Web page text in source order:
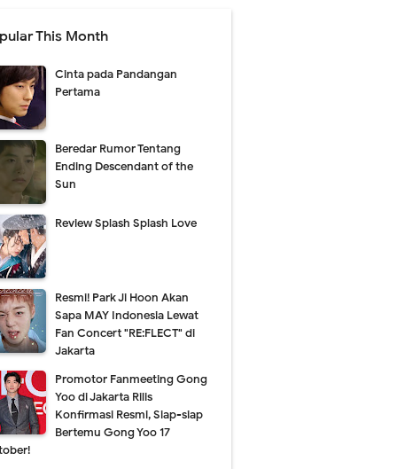
This Month
Cinta pada Pandangan
Pertama
Beredar Rumor Tentang
Ending Descendant of the
Sun
Review Splash Splash Love
Resmi! Park Ji Hoon Akan
Sapa MAY Indonesia Lewat
Fan Concert "RE:FLECT" di
Jakarta
Promotor Fanmeeting Gong
Yoo di Jakarta Rilis
Konfirmasi Resmi, Siap-siap
Bertemu Gong Yoo 17